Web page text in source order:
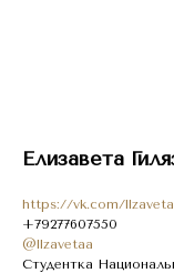
Елизавета
https://vk.com/llzaveta
+79277607550
@llzavetaa
Студентка